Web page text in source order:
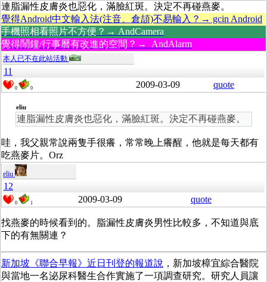
連脂漏性皮膚炎也惡化，滿臉紅斑。決定不再碰燕麥。
覺得Android中文輸入法(注音、倉頡)不易輸入？→ gcin Android
手機照相看照片不方便？→ AndCamera
覺得鬧鐘/行事曆有改進的空間？→ AndAlarm
本人已不在此站活動
11
0 0 2009-03-09 quote
eliu
連脂漏性皮膚炎也惡化，滿臉紅斑。決定不再碰燕麥。
哇，我父親常說兩隻手很癢，常常晚上癢醒，他就是每天都有
吃燕麥片。Orz
eliu
12
0 1 2009-03-09 quote
找燕麥的時候看到的。脂漏性皮膚炎男性比較多，不知道與底
下的有無關連？
新加坡《聯合早報》近日刊登的報道說 ，新加坡樟宜綜合醫院
與當地一名泌尿科醫生合作實施了一項調查研究。研究人員讓